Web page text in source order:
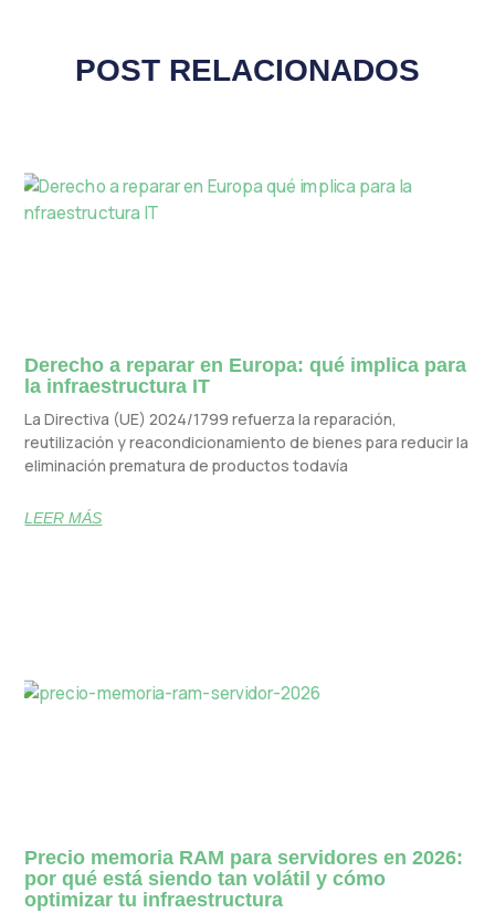
POST RELACIONADOS
Derecho a reparar en Europa: qué implica para
la infraestructura IT
La Directiva (UE) 2024/1799 refuerza la reparación,
reutilización y reacondicionamiento de bienes para reducir la
eliminación prematura de productos todavía
LEER MÁS
Precio memoria RAM para servidores en 2026:
por qué está siendo tan volátil y cómo
optimizar tu infraestructura